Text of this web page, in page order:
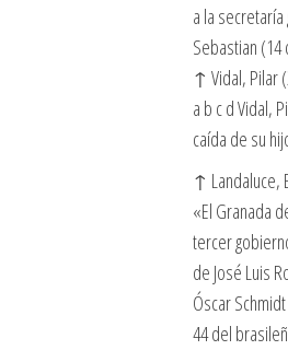
a la
Sebastian
↑ Vidal, Pilar
a b c d Vidal,
caída de su
↑ Landaluce,
«El Granada
tercer
de José Luis
Óscar
44 del